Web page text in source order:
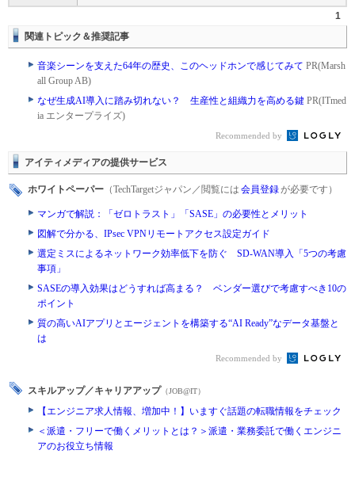
1
関連トピック＆推奨記事
音楽シーンを支えた64年の歴史、このヘッドホンで感じてみて PR(Marsh
all Group AB)
なぜ生成AI導入に踏み切れない？ 生産性と組織力を高める鍵 PR(ITmed
ia エンタープライズ)
Recommended by
アイティメディアの提供サービス
ホワイトペーパー （TechTargetジャパン／閲覧には 会員登録が必要です）
マンガで解説：「ゼロトラスト」「SASE」の必要性とメリット
図解で分かる、IPsec VPNリモートアクセス設定ガイド
選定ミスによるネットワーク効率低下を防ぐ SD-WAN導入「5つの考慮
事項」
SASEの導入効果はどうすれば高まる？ ベンダー選びで考慮すべき10の
ポイント
質の高いAIアプリとエージェントを構築する“AI Ready”なデータ基盤と
は
Recommended by
スキルアップ／キャリアアップ （JOB@IT）
【エンジニア求人情報、増加中！】いますぐ話題の転職情報をチェック
＜派遣・フリーで働くメリットとは？＞派遣・業務委託で働くエンジニ
アのお役立ち情報